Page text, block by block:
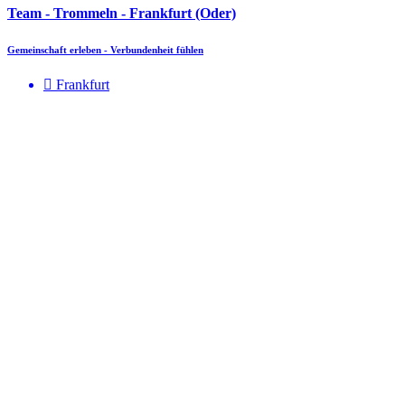
Team - Trommeln - Frankfurt (Oder)
Gemeinschaft erleben - Verbundenheit fühlen
Frankfurt